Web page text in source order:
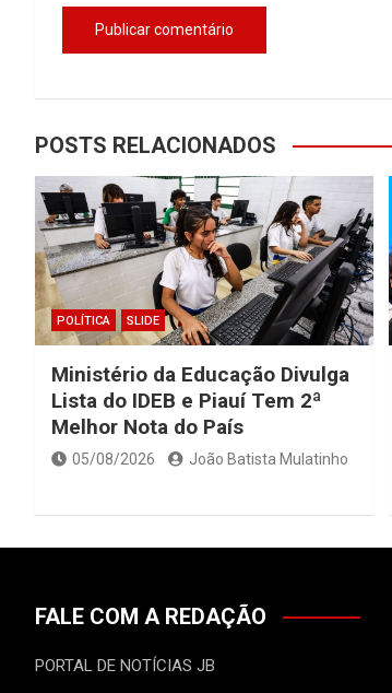
POSTS RELACIONADOS
POLÍTICA SLIDE
Ministério da Educação Divulga
Lista do IDEB e Piauí Tem 2ª
Melhor Nota do País
05/08/2026 João Batista Mulatinho
FALE COM A REDAÇÃO
PORTAL DE NOTÍCIAS JB